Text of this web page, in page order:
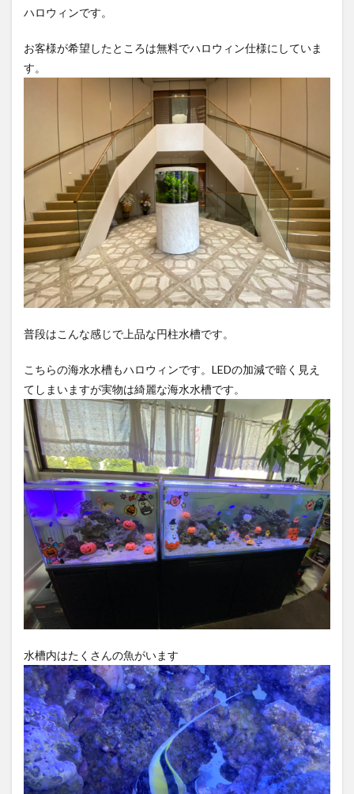
ハロウィンです。
お客様が希望したところは無料でハロウィン仕様にしていま
す。
普段はこんな感じで上品な円柱水槽です。
こちらの海水水槽もハロウィンです。LEDの加減で暗く見え
てしまいますが実物は綺麗な海水水槽です。
水槽内はたくさんの魚がいます